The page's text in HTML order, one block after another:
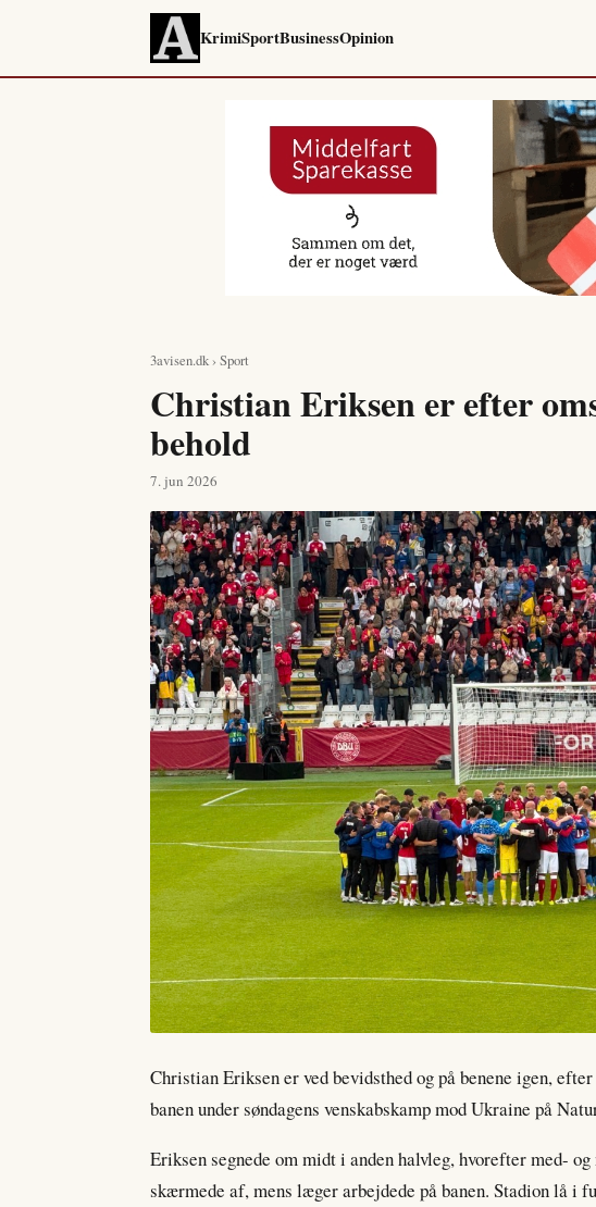
KrimiSportBusinessOpinion
3avisen.dk› Sport
Christian Eriksen er efter
behold
7. jun 2026
Christian Eriksen er ved bevidsthed og på benene igen,
banen under søndagens venskabskamp mod Ukraine på
Eriksen segnede om midt i anden halvleg, hvorefter med-
skærmede af, mens læger arbejdede på banen. Stadion lå i